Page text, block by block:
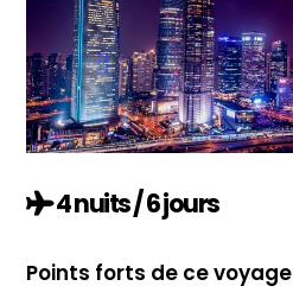
4 nuits / 6 jours
Points forts de ce voyage